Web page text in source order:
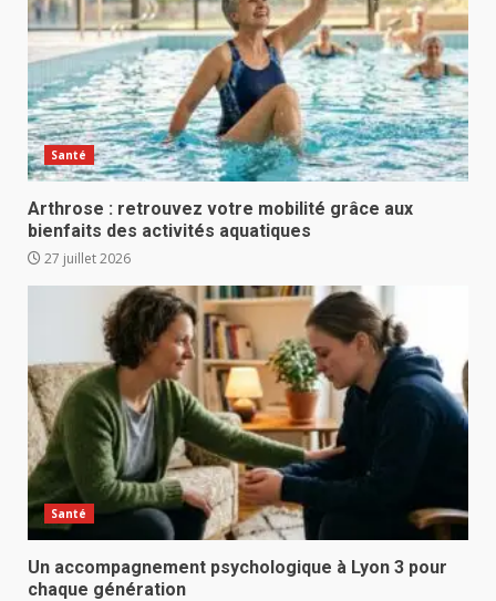
Santé
Arthrose : retrouvez votre mobilité grâce aux
bienfaits des activités aquatiques
27 juillet 2026
Santé
Un accompagnement psychologique à Lyon 3 pour
chaque génération